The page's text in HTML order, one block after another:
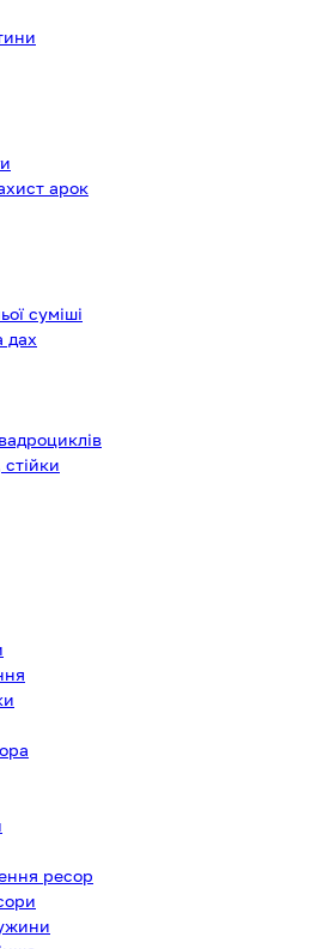
арок
суміші
дах
ресор